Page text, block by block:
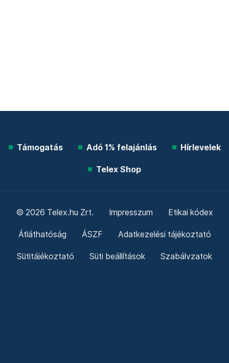
Támogatás Adó 1% felajánlás Hírlevelek
Telex Shop
© 2026 Telex.hu Zrt. Impresszum Etikai kódex
Átláthatóság ÁSZF Adatkezelési tájékoztató
Sütitájékoztató Süti beállítások Szabályzatok